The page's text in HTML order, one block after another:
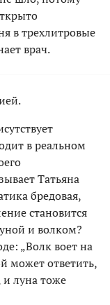
в трехлитровые
врач.
в реальном
Татьяна
бредовая,
становится
и волком?
„Волк воет на
может ответить,
и луна тоже